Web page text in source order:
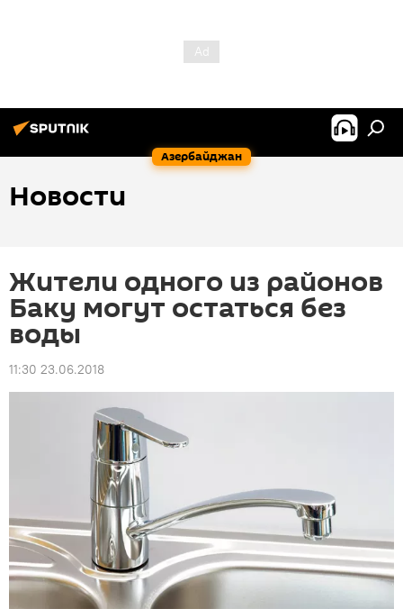
Азербайджан
Новости
Жители одного из районов
Баку могут остаться без
воды
11:30 23.06.2018